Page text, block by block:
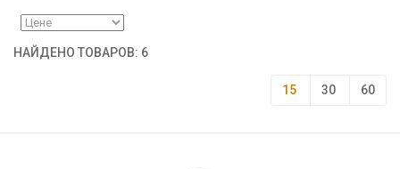
НАЙДЕНО ТОВАРОВ: 6
15 30 60